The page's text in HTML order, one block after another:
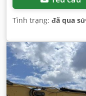
Tình trạng: đã qua